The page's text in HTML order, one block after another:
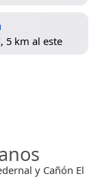
5 km al este
y Cañón El